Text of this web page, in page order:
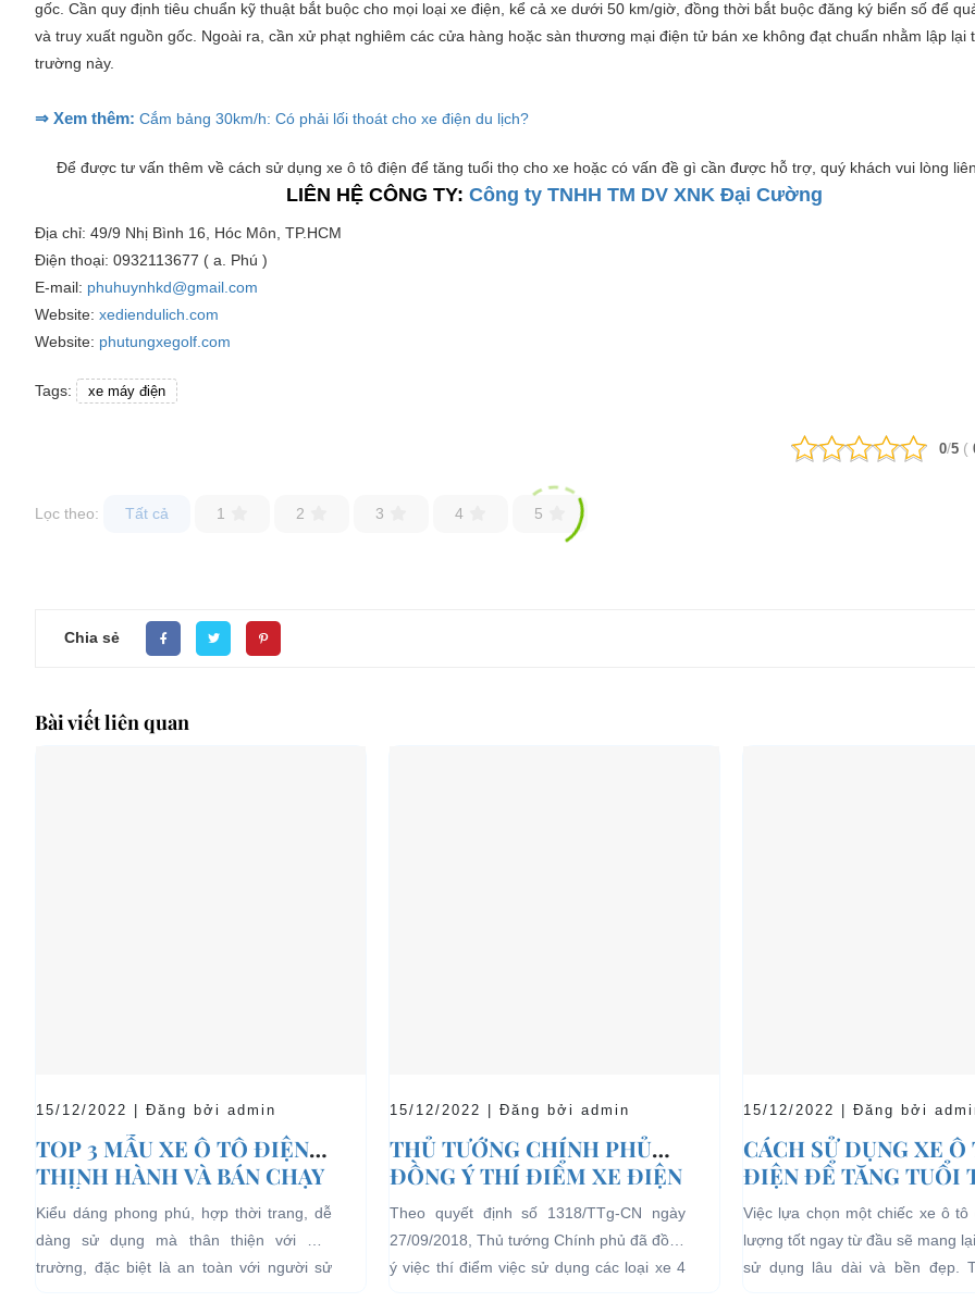
gốc. Cần quy định tiêu chuẩn kỹ thuật bắt buộc cho mọi loại xe điện, kể cả xe dưới 50 km/giờ, đồng thời bắt buộc đăng ký biển số để
và truy xuất nguồn gốc. Ngoài ra, cần xử phạt nghiêm các cửa hàng hoặc sàn thương mại điện tử bán xe không đạt chuẩn nhằm lập lại
trường này.
⇒ Xem thêm: Cắm bảng 30km/h: Có phải lối thoát cho xe điện du lịch?
Để được tư vấn thêm về cách sử dụng xe ô tô điện để tăng tuổi thọ cho xe hoặc có vấn đề gì cần được hỗ trợ, quý khách vui lòng
LIÊN HỆ CÔNG TY: Công ty TNHH TM DV XNK Đại Cường
Địa chỉ: 49/9 Nhị Bình 16, Hóc Môn, TP.HCM
Điện thoại: 0932113677 ( a. Phú )
E-mail: phuhuynhkd@gmail.com
Website: xediendulich.com
Website: phutungxegolf.com
Tags: xe máy điện
0/5 (
Lọc theo: Tất cả 1 2 3 4 5
Chia sẻ
Bài viết liên quan
15/12/2022 | Đăng bởi admin
TOP 3 MẪU XE Ô TÔ ĐIỆN
THỊNH HÀNH VÀ BÁN CHẠY
NHẤT HIỆN NAY
Kiểu dáng phong phú, hợp thời trang, dễ
dàng sử dụng mà thân thiện với môi
trường, đặc biệt là an toàn với người sử
15/12/2022 | Đăng bởi admin
THỦ TƯỚNG CHÍNH PHỦ
ĐỒNG Ý THÍ ĐIỂM XE ĐIỆN
04 BÁNH CHỞ KHÁCH DU
LỊCH TẠI CÁC KHU VỰC
HẠN CHẾ
Theo quyết định số 1318/TTg-CN ngày
27/09/2018, Thủ tướng Chính phủ đã đồng
ý việc thí điểm việc sử dụng các loại xe 4
15/12/2022 | Đăng bởi
CÁCH SỬ DỤNG XE Ô
ĐIỆN ĐỂ TĂNG TUỔI
CHO XE
Việc lựa chọn một chiếc xe ô tô
lượng tốt ngay từ đầu sẽ mang
sử dụng lâu dài và bền đẹp.